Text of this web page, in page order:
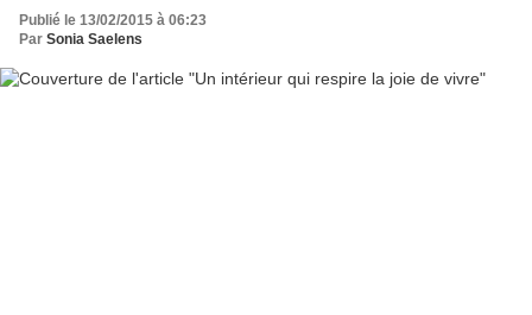
Publié le 13/02/2015 à 06:23
Par Sonia Saelens